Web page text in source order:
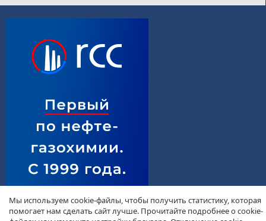
Мы используем cookie-файлы, чтобы получить статистику, которая
помогает нам сделать сайт лучше. Прочитайте подробнее о cookie-